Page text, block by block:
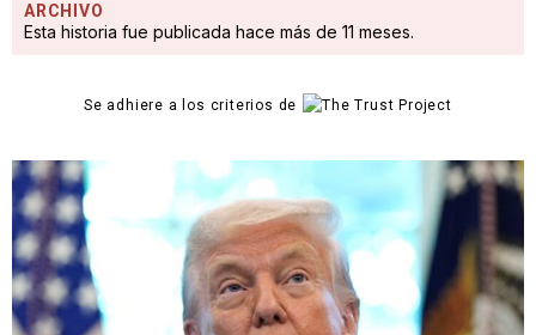
ARCHIVO
Esta historia fue publicada hace más de 11 meses.
Se adhiere a los criterios de